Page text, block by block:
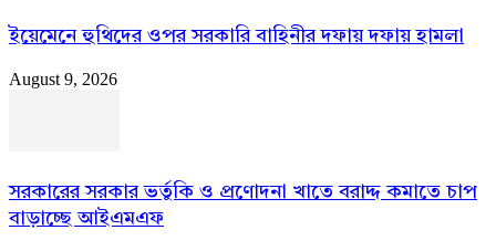
ইয়েমেনে হুথিদের ওপর সরকারি বাহিনীর দফায় দফায় হামলা
August 9, 2026
সরকারের সরকার ভর্তুকি ও প্রণোদনা খাতে বরাদ্দ কমাতে চাপ
বাড়াচ্ছে আইএমএফ